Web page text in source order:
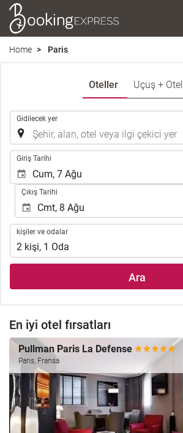
Home Paris
Oteller Uçuş + Otel
Gidilecek yer
Giriş Tarihi
Çıkış Tarihi
kişiler
ve
odalar
kişiler ve odalar
2 kişi, 1 Oda
Ara
En iyi otel fırsatları
Pullman Paris La Defense
Paris, Fransa